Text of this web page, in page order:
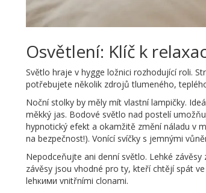
Osvětlení: Klíč k
Světlo hraje v hygge ložnici rozhodující roli.
potřebujete několik zdrojů tlumeného,
Noční stolky by měly mít vlastní lampičky.
měkký jas. Bodové světlo nad postelí
hypnotický efekt a okamžitě změní náladu v
na bezpečnost!). Vonící svíčky s jemnými
Nepodceňujte ani denní světlo. Lehké
závěsy jsou vhodné pro ty, kteří chtějí spát
lehкими vnitřními clonami.